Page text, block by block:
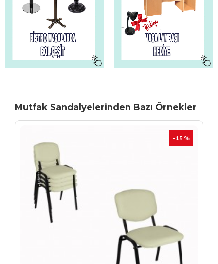
Mutfak Sandalyelerinden Bazı Örnekler
TÜKENIYOR